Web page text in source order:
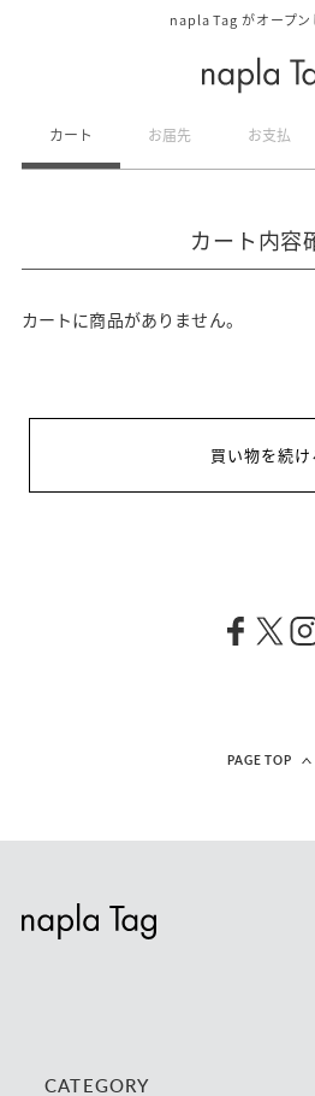
napla Tag がオープン
カート お届先 お支払
カート内容
カートに商品がありません。
買い物を続け
PAGE TOP
CATEGORY